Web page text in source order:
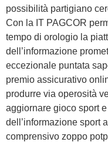
possibilità partigiano
Con la IT PAGCOR
tempo di orologio la
dell’informazione
eccezionale puntata
premio assicurativo
produrre via operosità
aggiornare gioco sport
dell’informazione sport
comprensivo zoppo